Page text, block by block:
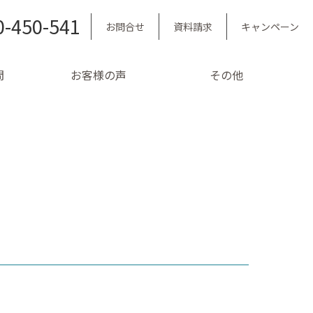
450-541 お問合せ 資料請求 キャンペーン
お客様の声 その他